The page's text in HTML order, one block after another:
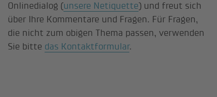
Onlinedialog (unsere Netiquette) und freut sich
über Ihre Kommentare und Fragen. Für Fragen,
die nicht zum obigen Thema passen, verwenden
Sie bitte das Kontaktformular.